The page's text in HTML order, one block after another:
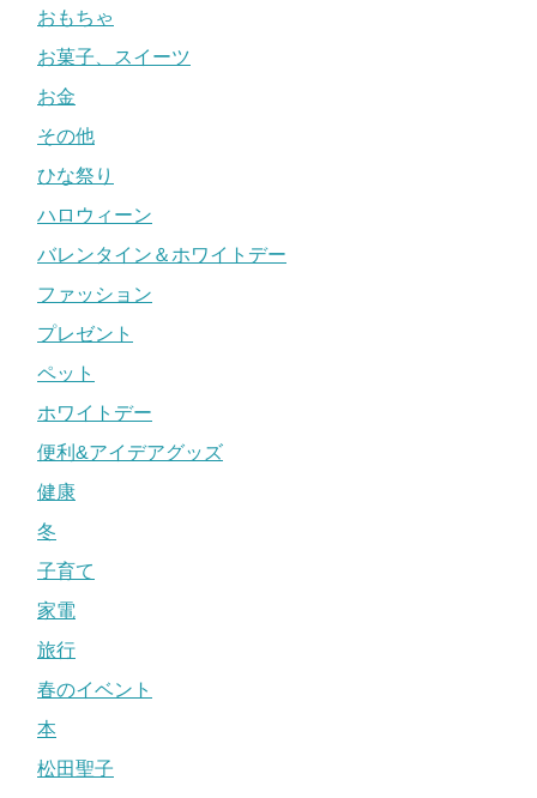
おもちゃ
お菓子、スイーツ
お金
その他
ひな祭り
ハロウィーン
バレンタイン＆ホワイトデー
ファッション
プレゼント
ペット
ホワイトデー
便利&アイデアグッズ
健康
冬
子育て
家電
旅行
春のイベント
本
松田聖子